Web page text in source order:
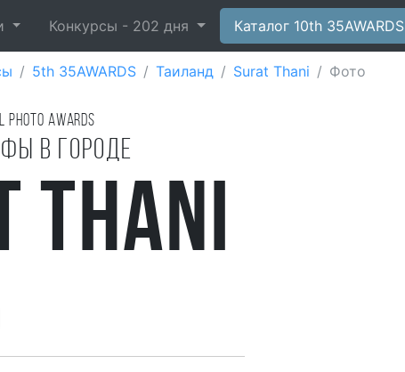
Конкурсы - 202 дня Каталог 10th 35AWARDS
5th 35AWARDS Таиланд Surat Thani Фото
photo awards
в городе
Thani